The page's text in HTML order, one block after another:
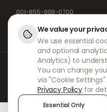
📞
001-855-909-0700
Na DokterNow, trabalhamos com
registados e profissionais de
suas prescrições sejam geridas
cuidado. Os nossos prescritores
todas as consultas e prescrições.
tratam da dispensa e do envio de
We value your
We use essential
and optional
Analytics) to
You can change
via "Cookie
Privacy Policy for
Essential Only